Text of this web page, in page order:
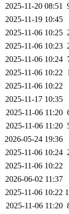
2025-11-20 08:51
2025-11-19 10:45
2025-11-06 10:25
2025-11-06 10:23
2025-11-06 10:24
2025-11-06 10:22
2025-11-06 10:22
2025-11-17 10:35
2025-11-06 11:20
2025-11-06 11:20
2026-05-24 19:36
2025-11-06 10:24
2025-11-06 10:22
2026-06-02 11:37
2025-11-06 10:22
2025-11-06 11:20